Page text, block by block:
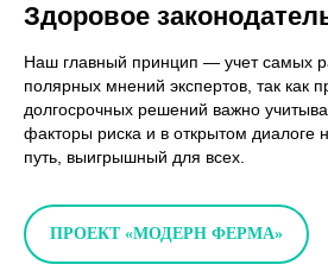
Здоровое
Наш главный принцип — учет самых
полярных мнений экспертов, так как
долгосрочных решений важно
факторы риска и в открытом диалоге
путь, выигрышный для всех.
ПРОЕКТ «МОДЕРН ФЕРМА»